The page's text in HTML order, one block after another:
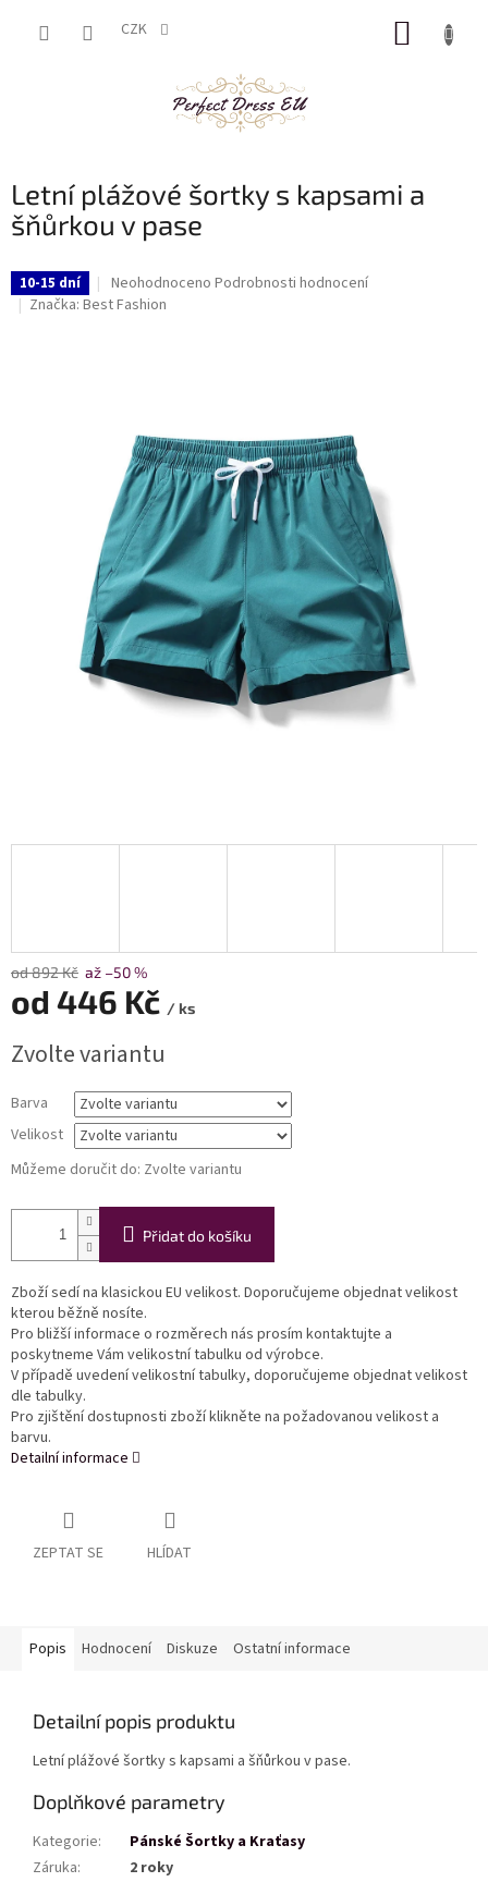
CZK
Letní plážové šortky s kapsami a
šňůrkou v pase
10-15 dní
Průměrné
hodnocení
Neohodnoceno Podrobnosti hodnocení
Značka: Best Fashion
od 892 Kč až –50 %
od 446 Kč / ks
cena:
Zvolte variantu
Barva
Velikost
Můžeme doručit do: Zvolte variantu
Přidat do košíku
Zboží sedí na klasickou EU velikost. Doporučujeme objednat velikost
kterou běžně nosíte.
Pro bližší informace o rozměrech nás prosím kontaktujte a
poskytneme Vám velikostní tabulku od výrobce.
V případě uvedení velikostní tabulky, doporučujeme objednat velikost
dle tabulky.
Pro zjištění dostupnosti zboží klikněte na požadovanou velikost a
barvu.
Detailní informace
ZEPTAT SE HLÍDAT
Popis Hodnocení Diskuze Ostatní informace
Detailní popis produktu
Letní plážové šortky s kapsami a šňůrkou v pase.
Doplňkové parametry
Kategorie:
Pánské Šortky a Kraťasy
Záruka:
2 roky